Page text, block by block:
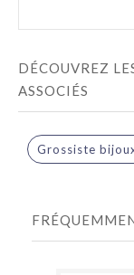
DÉCOUVREZ
ASSOCIÉS
Grossiste